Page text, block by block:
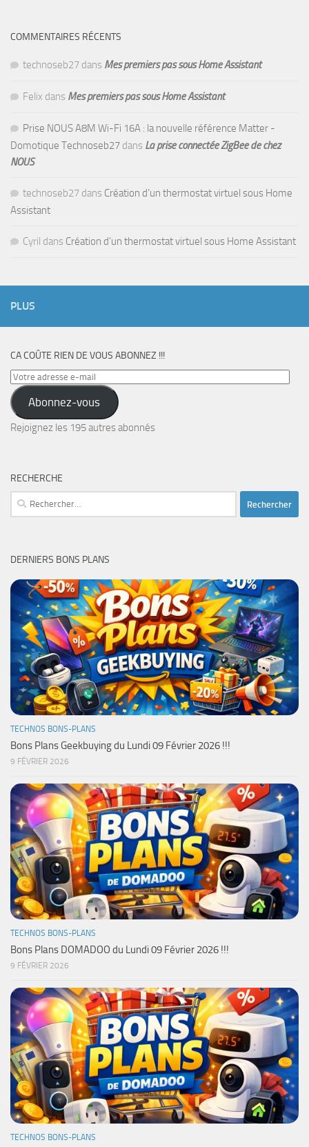
COMMENTAIRES RÉCENTS
technoseb27 dans Mes premiers pas sous Home Assistant
Felix dans Mes premiers pas sous Home Assistant
Prise NOUS A8M Wi-Fi 16A : la nouvelle référence Matter -
Domotique Technoseb27 dans La prise connectée ZigBee de chez
NOUS
technoseb27 dans Création d’un thermostat virtuel sous Home
Assistant
Cyril dans Création d’un thermostat virtuel sous Home Assistant
PLUS
CA COÛTE RIEN DE VOUS ABONNEZ !!!
Votre
adresse
e-
mail
Abonnez-vous
Rejoignez les 195 autres abonnés
RECHERCHE
Rechercher :
DERNIERS BONS PLANS
TECHNOS BONS-PLANS
Bons Plans Geekbuying du Lundi 09 Février 2026 !!!
9 FÉVRIER 2026
TECHNOS BONS-PLANS
Bons Plans DOMADOO du Lundi 09 Février 2026 !!!
9 FÉVRIER 2026
TECHNOS BONS-PLANS